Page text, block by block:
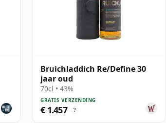
Bruichladdich Re/Define 30
jaar oud
70cl • 43%
GRATIS VERZENDING
€ 1.457 ?